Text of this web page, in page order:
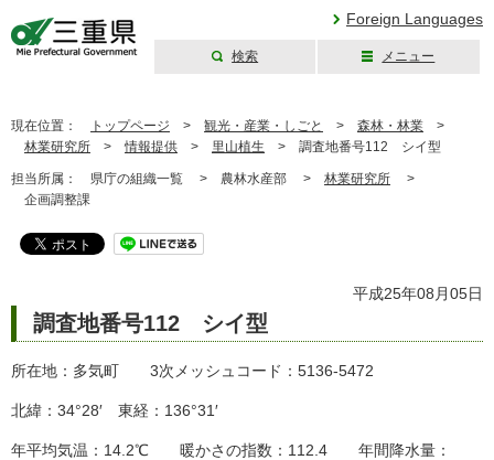
Foreign Languages
検索 メニュー
現在位置： トップページ > 観光・産業・しごと > 森林・林業 >
林業研究所 > 情報提供 > 里山植生 > 調査地番号112 シイ型
担当所属： 県庁の組織一覧 > 農林水産部 > 林業研究所 >
企画調整課
平成25年08月05日
調査地番号112 シイ型
所在地：多気町 3次メッシュコード：5136-5472
北緯：34°28′ 東経：136°31′
年平均気温：14.2℃ 暖かさの指数：112.4 年間降水量：